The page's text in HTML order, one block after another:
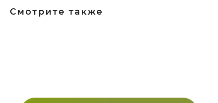
Смотрите также